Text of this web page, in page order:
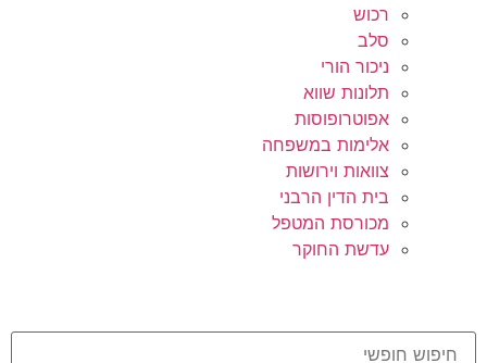
רכוש
סלב
ניכור הורי
תלונות שווא
אפוטרופוסות
אלימות במשפחה
צוואות וירושות
בית הדין הרבני
מכורסת המטפל
עדשת החוקר